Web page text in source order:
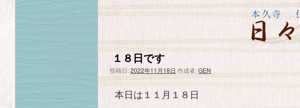
１８日です
投稿日:2022年11月18日 作成者:GEN
本日は１１月１８日